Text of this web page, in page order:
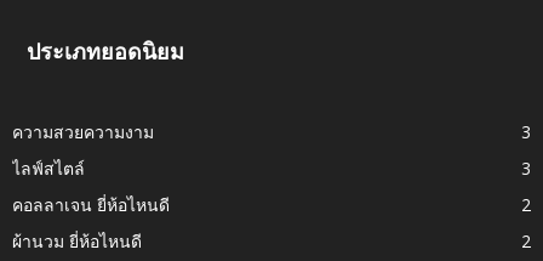
ประเภทยอดนิยม
ความสวยความงาม
3
ไลฟ์สไตล์
3
คอลลาเจน ยี่ห้อไหนดี
2
ผ้านวม ยี่ห้อไหนดี
2